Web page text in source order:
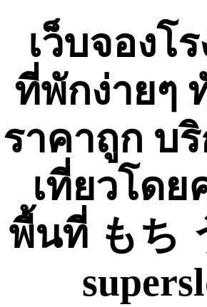
เว็บจองโ
ที่พักง่ายๆ
ราคาถูก บ
เที่ยวโดย
พื้นที่ もち